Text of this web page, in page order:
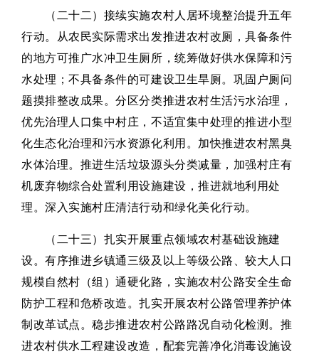
（二十二）接续实施农村人居环境整治提升五年
行动。从农民实际需求出发推进农村改厕，具备条件
的地方可推广水冲卫生厕所，统筹做好供水保障和污
水处理；不具备条件的可建设卫生旱厕。巩固户厕问
题摸排整改成果。分区分类推进农村生活污水治理，
优先治理人口集中村庄，不适宜集中处理的推进小型
化生态化治理和污水资源化利用。加快推进农村黑臭
水体治理。推进生活垃圾源头分类减量，加强村庄有
机废弃物综合处置利用设施建设，推进就地利用处
理。深入实施村庄清洁行动和绿化美化行动。
（二十三）扎实开展重点领域农村基础设施建
设。有序推进乡镇通三级及以上等级公路、较大人口
规模自然村（组）通硬化路，实施农村公路安全生命
防护工程和危桥改造。扎实开展农村公路管理养护体
制改革试点。稳步推进农村公路路况自动化检测。推
进农村供水工程建设改造，配套完善净化消毒设施设